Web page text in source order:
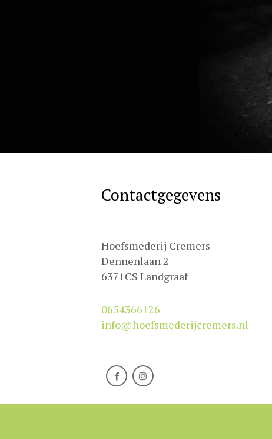
Contactgegevens
Hoefsmederij Cremers
Dennenlaan 2
6371CS Landgraaf
0654366126
info@hoefsmederijcremers.nl